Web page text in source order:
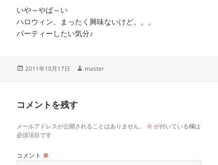
いや～やば～い
ハロウィン、まったく興味ないけど。。。
パーティーしたい気分♪
投
2011年10月17日
作
master
コメントを残す
メールアドレスが公開されることはありません。 ※ が付いている欄は
必須項目です
コメント ※